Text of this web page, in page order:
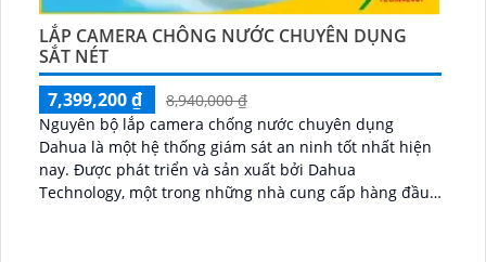
LẮP CAMERA CHÔNG NƯỚC CHUYÊN DỤNG
SẮT NÉT
7,399,200 ₫
8,940,000 ₫
Nguyên bộ lắp camera chống nước chuyên dụng
Dahua là một hệ thống giám sát an ninh tốt nhất hiện
nay. Được phát triển và sản xuất bởi Dahua
Technology, một trong những nhà cung cấp hàng đầu